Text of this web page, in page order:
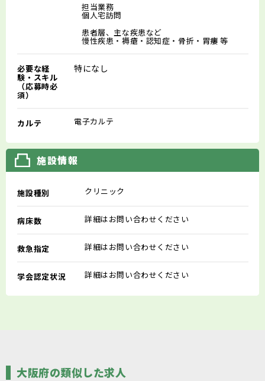
担当業務
個人宅訪問
患者層、主な疾患など
慢性疾患・褥瘡・認知症・骨折・胃瘻 等
必要な経
験・スキル
（応募時必
須）
特になし
カルテ 電子カルテ
施設情報
施設種別 クリニック
病床数 詳細はお問い合わせください
救急指定 詳細はお問い合わせください
学会認定状況 詳細はお問い合わせください
大阪府の類似した求人